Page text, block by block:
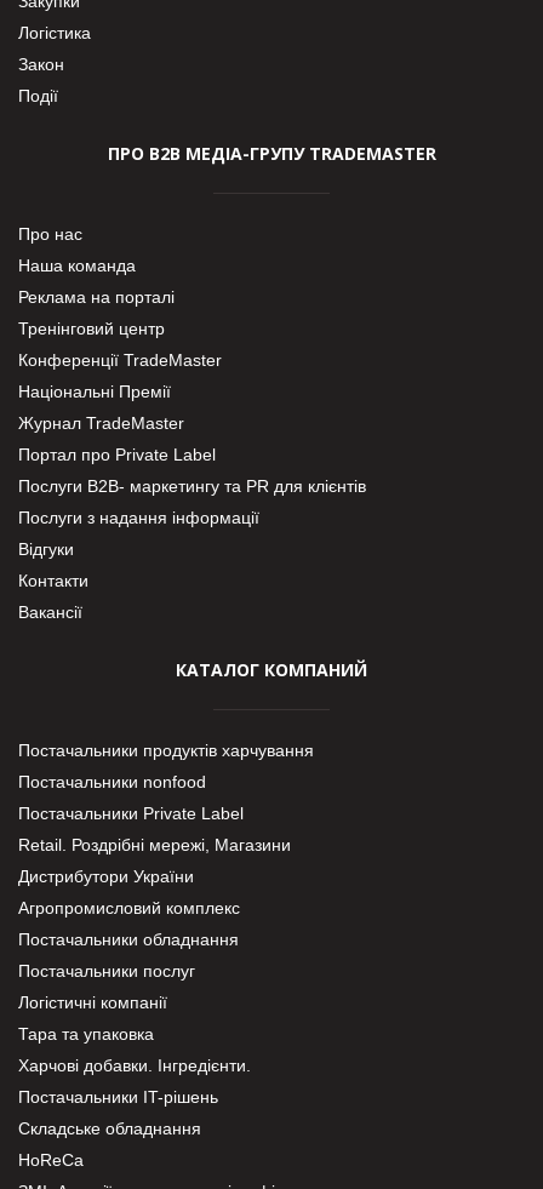
Логістика
Закон
Події
ПРО В2В МЕДІА-ГРУПУ TRADEMASTER
Про нас
Наша команда
Реклама на порталі
Тренінговий центр
Конференції TradeMaster
Національні Премії
Журнал TradeMaster
Портал про Private Label
Послуги В2В- маркетингу та PR для клієнтів
Послуги з надання інформації
Відгуки
Контакти
Вакансії
КАТАЛОГ КОМПАНИЙ
Постачальники продуктів харчування
Постачальники nonfood
Постачальники Private Label
Retail. Роздрібні мережі, Магазини
Дистрибутори України
Агропромисловий комплекс
Постачальники обладнання
Постачальники послуг
Логістичні компанії
Тара та упаковка
Харчові добавки. Інгредієнти.
Постачальники IT-рішень
Складське обладнання
HoReCa